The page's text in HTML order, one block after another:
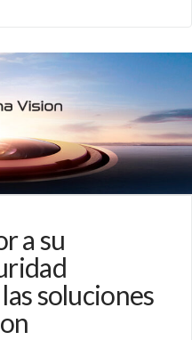
a su
soluciones